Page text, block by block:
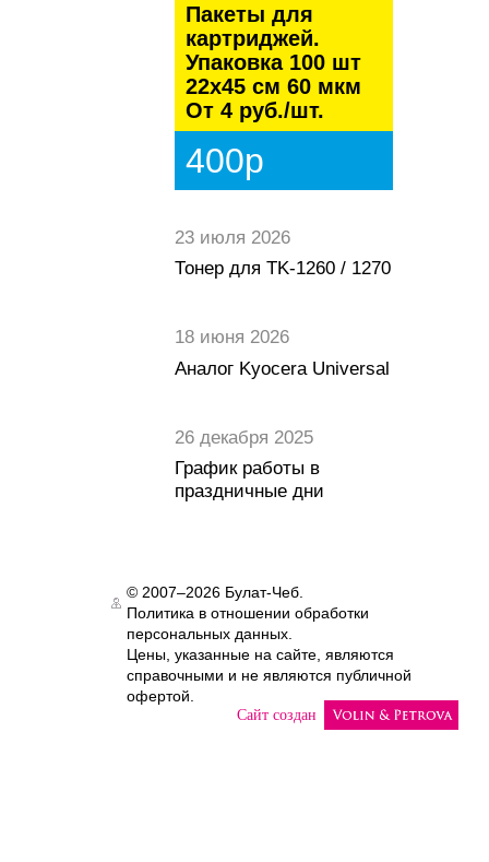
Пакеты для
картриджей.
Упаковка 100 шт
22х45 см 60 мкм
От 4 руб./шт.
400р
23 июля 2026
Тонер для TK-1260 / 1270
18 июня 2026
Аналог Kyocera Universal
26 декабря 2025
График работы в
праздничные дни
Сайт создан
© 2007–2026 Булат-Чеб.
Политика в отношении обработки
персональных данных.
Цены, указанные на сайте, являются
справочными и не являются публичной
офертой.
Authorization